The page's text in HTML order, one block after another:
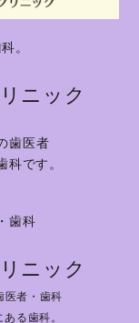
。
ニック
歯医者
科です。
歯科
ニック
医者・歯科
る歯科。